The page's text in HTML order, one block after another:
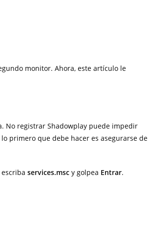
monitor. Ahora, este artículo le
No registrar Shadowplay puede impedir
primero que debe hacer es asegurarse de
services.msc y golpea Entrar.